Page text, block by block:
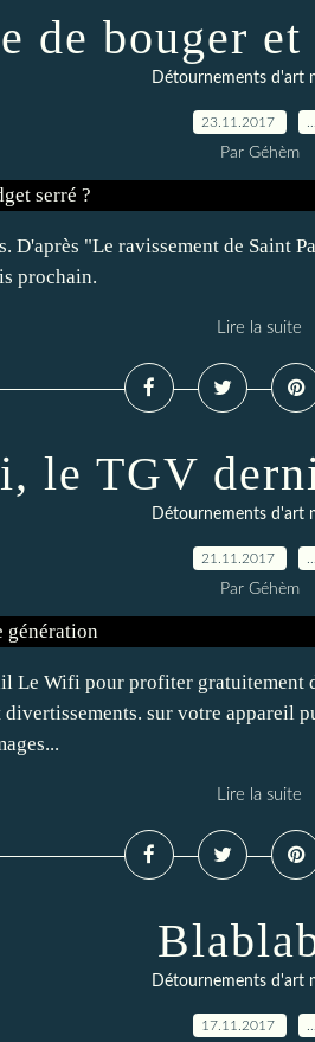
de bouger et
Détournements d'art
23.11.2017
Par Géhèm
D'après "Le ravissement de Saint
prochain.
Lire la suite
le TGV
Détournements d'art
21.11.2017
Par Géhèm
Le Wifi pour profiter gratuitement
sur votre appareil
Lire la suite
Détournements d'art
17.11.2017